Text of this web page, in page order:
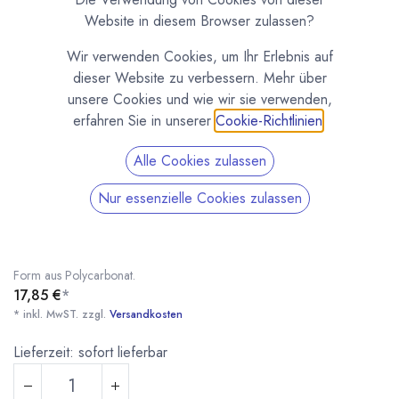
Tafelform „Best Mum Ever“ (12055CW)
(0 Rezension)
Form aus Polycarbonat.
17,85 €*
* inkl. MwST. zzgl. Versandkosten
Lieferzeit: sofort lieferbar
Website in diesem Browser zulassen?
Wir verwenden Cookies, um Ihr Erlebnis auf
dieser Website zu verbessern. Mehr über
unsere Cookies und wie wir sie verwenden,
erfahren Sie in unserer Cookie-Richtlinien
Alle Cookies zulassen
Nur essenzielle Cookies zulassen